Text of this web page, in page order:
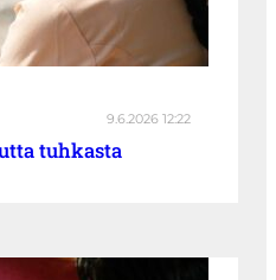
9.6.2026 12:22
tuhkasta